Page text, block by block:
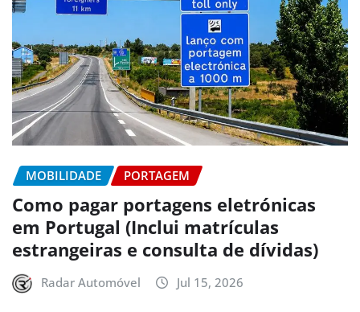
MOBILIDADE PORTAGEM
Como pagar portagens eletrónicas
em Portugal (Inclui matrículas
estrangeiras e consulta de dívidas)
Radar Automóvel Jul 15, 2026